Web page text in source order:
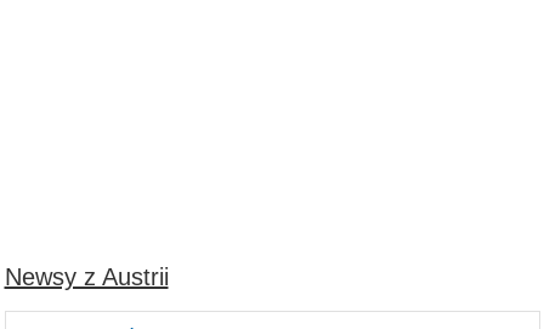
Newsy z Austrii